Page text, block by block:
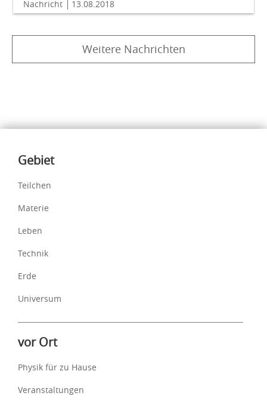
Nachricht 13.08.2018
Weitere Nachrichten
Inhalte
Gebiet
Teilchen
Materie
Leben
Technik
Erde
Universum
vor Ort
Physik für zu Hause
Veranstaltungen